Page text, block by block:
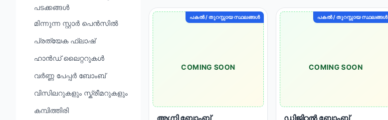
പടക്കങ്ങൾ
മിന്നുന്ന സ്റ്റാർ പെൻസിൽ
പ്രത്യേക ഫ്ലാഷ്
ഹാൻഡ് ലൈറ്ററുകൾ
വർണ്ണ പേപ്പർ ബോംബ്
വിസിലറുകളും സ്ക്രീമറുകളും
കമ്പിത്തിരി
COMING SOON
പകൽ / തുറസ്സായ സ്ഥലങ്ങൾ
അഗ്നി ബോംബ്
COMING SOON
പകൽ / തുറസ്സായ സ്ഥലങ്ങൾ
ഡിജിറ്റൽ ബോംബ്